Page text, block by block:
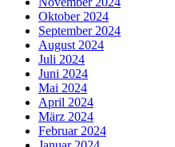
Oktober 2024
September 2024
August 2024
Juli 2024
Juni 2024
Mai 2024
April 2024
März 2024
Februar 2024